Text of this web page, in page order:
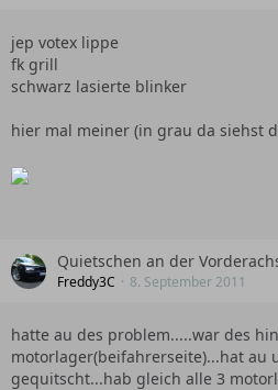
jep votex lippe
fk grill
schwarz lasierte blinker
hier mal meiner (in grau da siehst
Quietschen an der
Freddy3C 8. September 2011
hatte au des problem.....war des
motorlager(beifahrerseite)...hat au
gequitscht...hab gleich alle 3